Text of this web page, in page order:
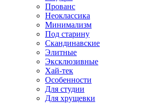
Прованс
Неоклассика
Минимализм
Под старину
Скандинавские
Элитные
Эксклюзивные
Хай-тек
Особенности
Для студии
Для хрущевки